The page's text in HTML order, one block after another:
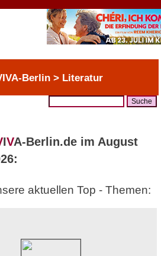
Berlin > Literatur
IVA-Berlin.de im August
aktuellen Top - Themen: